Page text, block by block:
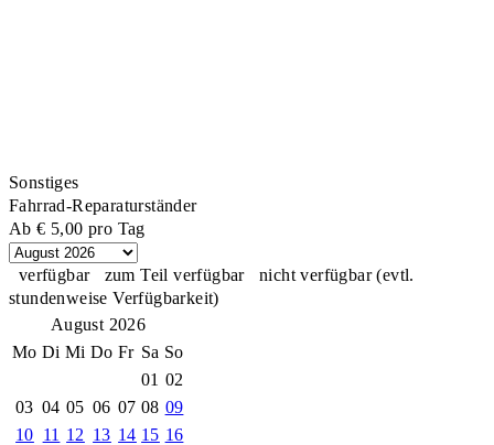
Sonstiges
Fahrrad-Reparaturständer
Ab € 5,00 pro Tag
verfügbar zum Teil verfügbar
nicht verfügbar (evtl.
stundenweise Verfügbarkeit)
August 2026
Mo Di Mi Do Fr Sa So
01 02
03 04 05 06 07 08 09
10 11 12 13 14 15 16